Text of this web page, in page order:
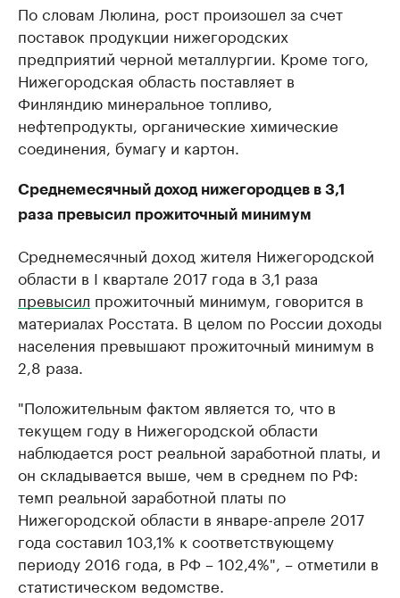
По словам Люлина, рост произошел за счет
поставок продукции нижегородских
предприятий черной металлургии. Кроме того,
Нижегородская область поставляет в
Финляндию минеральное топливо,
нефтепродукты, органические химические
соединения, бумагу и картон.
Среднемесячный доход нижегородцев в 3,1
раза превысил прожиточный минимум
Среднемесячный доход жителя Нижегородской
области в I квартале 2017 года в 3,1 раза
превысил прожиточный минимум, говорится в
материалах Росстата. В целом по России доходы
населения превышают прожиточный минимум в
2,8 раза.
"Положительным фактом является то, что в
текущем году в Нижегородской области
наблюдается рост реальной заработной платы, и
он складывается выше, чем в среднем по РФ:
темп реальной заработной платы по
Нижегородской области в январе-апреле 2017
года составил 103,1% к соответствующему
периоду 2016 года, в РФ – 102,4%", – отметили в
статистическом ведомстве.